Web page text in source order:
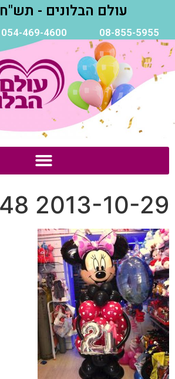
עולם הבלונים - תש"ח 5 סיטי
08-855-5955
054-469-4600
2013-10-29 11.19.48